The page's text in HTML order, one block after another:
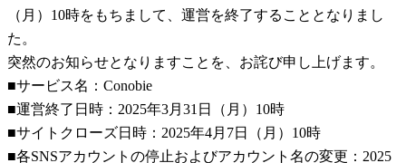
（月）10時をもちまして、運営を終了することとなりまし
た。
突然のお知らせとなりますことを、お詫び申し上げます。
■サービス名：Conobie
■運営終了日時：2025年3月31日（月）10時
■サイトクローズ日時：2025年4月7日（月）10時
■各SNSアカウントの停止およびアカウント名の変更：2025